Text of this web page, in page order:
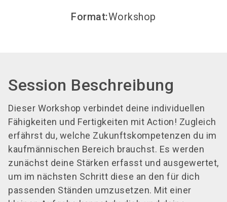
Format:Workshop
Session Beschreibung
Dieser Workshop verbindet deine individuellen
Fähigkeiten und Fertigkeiten mit Action! Zugleich
erfährst du, welche Zukunftskompetenzen du im
kaufmännischen Bereich brauchst. Es werden
zunächst deine Stärken erfasst und ausgewertet,
um im nächsten Schritt diese an den für dich
passenden Ständen umzusetzen. Mit einer